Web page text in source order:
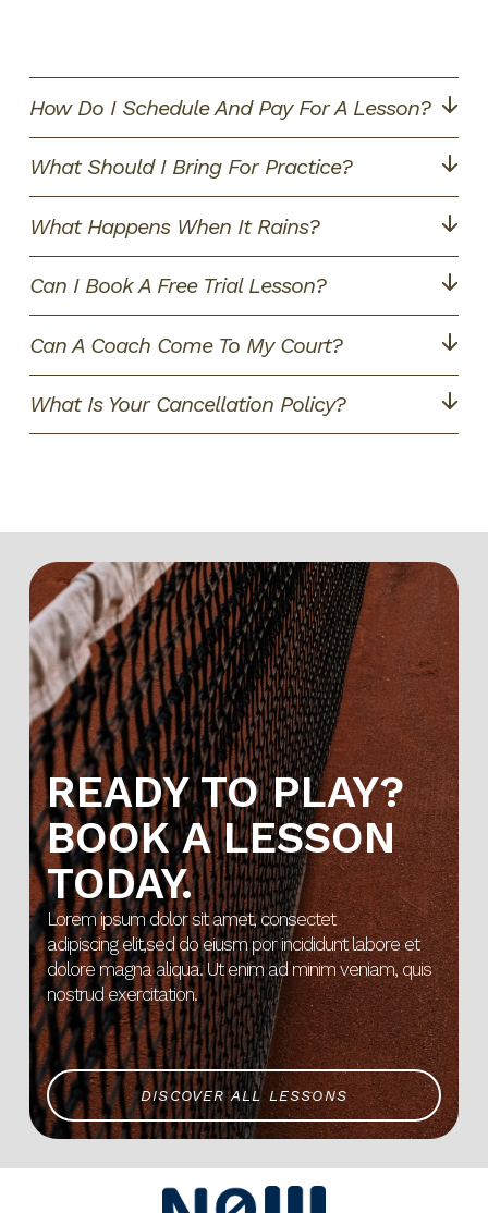
How Do I Schedule And Pay For A Lesson?
What Should I Bring For Practice?
What Happens When It Rains?
Can I Book A Free Trial Lesson?
Can A Coach Come To My Court?
What Is Your Cancellation Policy?
READY TO PLAY?
BOOK A LESSON
TODAY.
Lorem ipsum dolor sit amet, consectet
adipiscing elit,sed do eiusm por incididunt labore et
dolore magna aliqua. Ut enim ad minim veniam, quis
nostrud exercitation.
DISCOVER ALL LESSONS